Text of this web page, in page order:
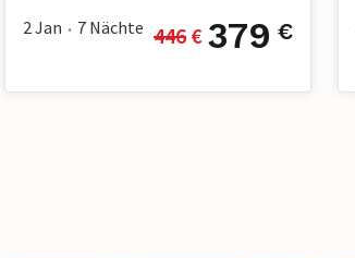
2 Jan • 7 Nächte 446 € 379 €